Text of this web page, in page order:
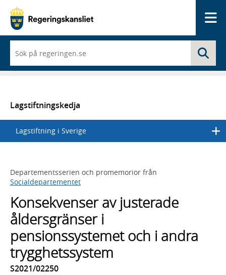
du
börjar
skriva
en
lista
med
sökförslag
Lagstiftningskedja
Lagstiftning i Sverige
Departementsserien och promemorior från
Socialdepartementet
Konsekvenser av justerade
åldersgränser i
pensionssystemet och i andra
trygghetssystem
S2021/02250